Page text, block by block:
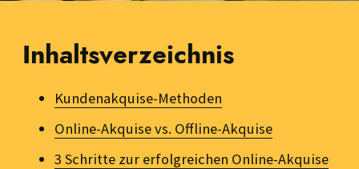
Inhaltsverzeichnis
Kundenakquise-Methoden
Online-Akquise vs. Offline-Akquise
3 Schritte zur erfolgreichen Online-Akquise